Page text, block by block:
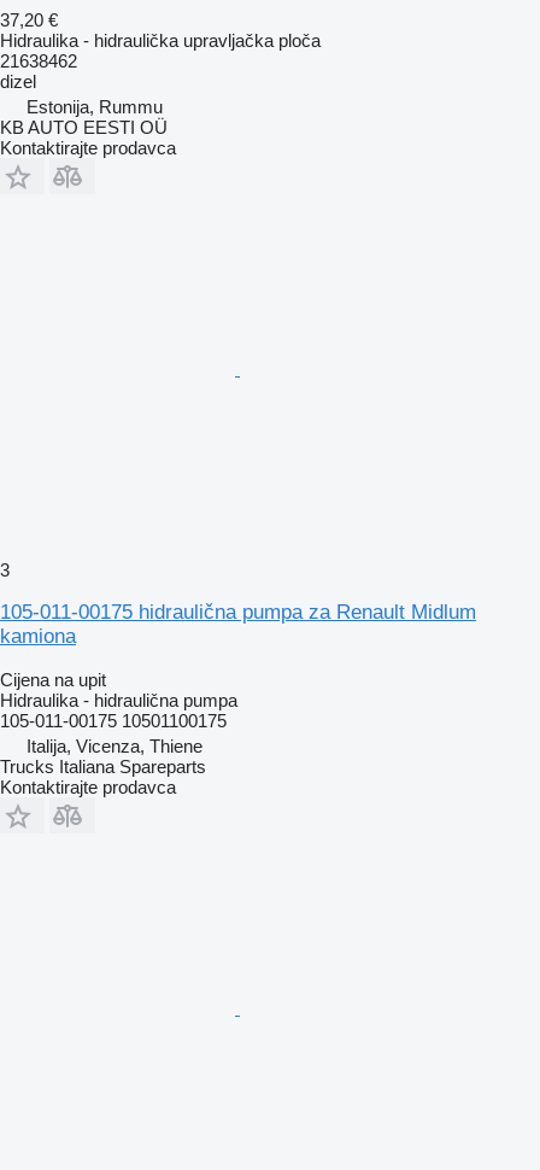
37,20 €
Hidraulika - hidraulička upravljačka ploča
21638462
dizel
Estonija, Rummu
KB AUTO EESTI OÜ
Kontaktirajte prodavca
3
105-011-00175 hidraulična pumpa za Renault Midlum
kamiona
Cijena na upit
Hidraulika - hidraulična pumpa
105-011-00175 10501100175
Italija, Vicenza, Thiene
Trucks Italiana Spareparts
Kontaktirajte prodavca